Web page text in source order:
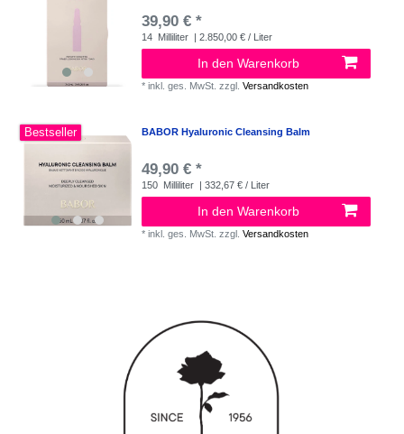
39,90 € *
14 Milliliter | 2.850,00 € / Liter
In den Warenkorb
*inkl. ges. MwSt. zzgl.Versandkosten
Bestseller BABOR Hyaluronic Cleansing Balm
49,90 € *
150 Milliliter | 332,67 € / Liter
In den Warenkorb
*inkl. ges. MwSt. zzgl.Versandkosten